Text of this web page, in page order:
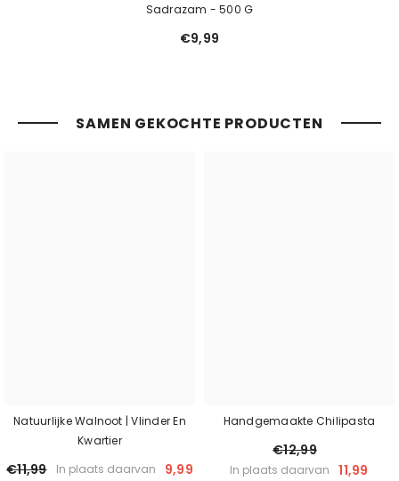
Sadrazam - 500 G
€9,99
SAMEN GEKOCHTE PRODUCTEN
Natuurlijke Walnoot | Vlinder En
Kwartier
€11,99 In plaats daarvan 9,99
Handgemaakte Chilipasta
€12,99
In plaats daarvan 11,99